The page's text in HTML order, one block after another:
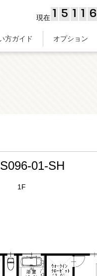
現在 1 5 1 1 6
方ガイド オプション
01-SH
1F